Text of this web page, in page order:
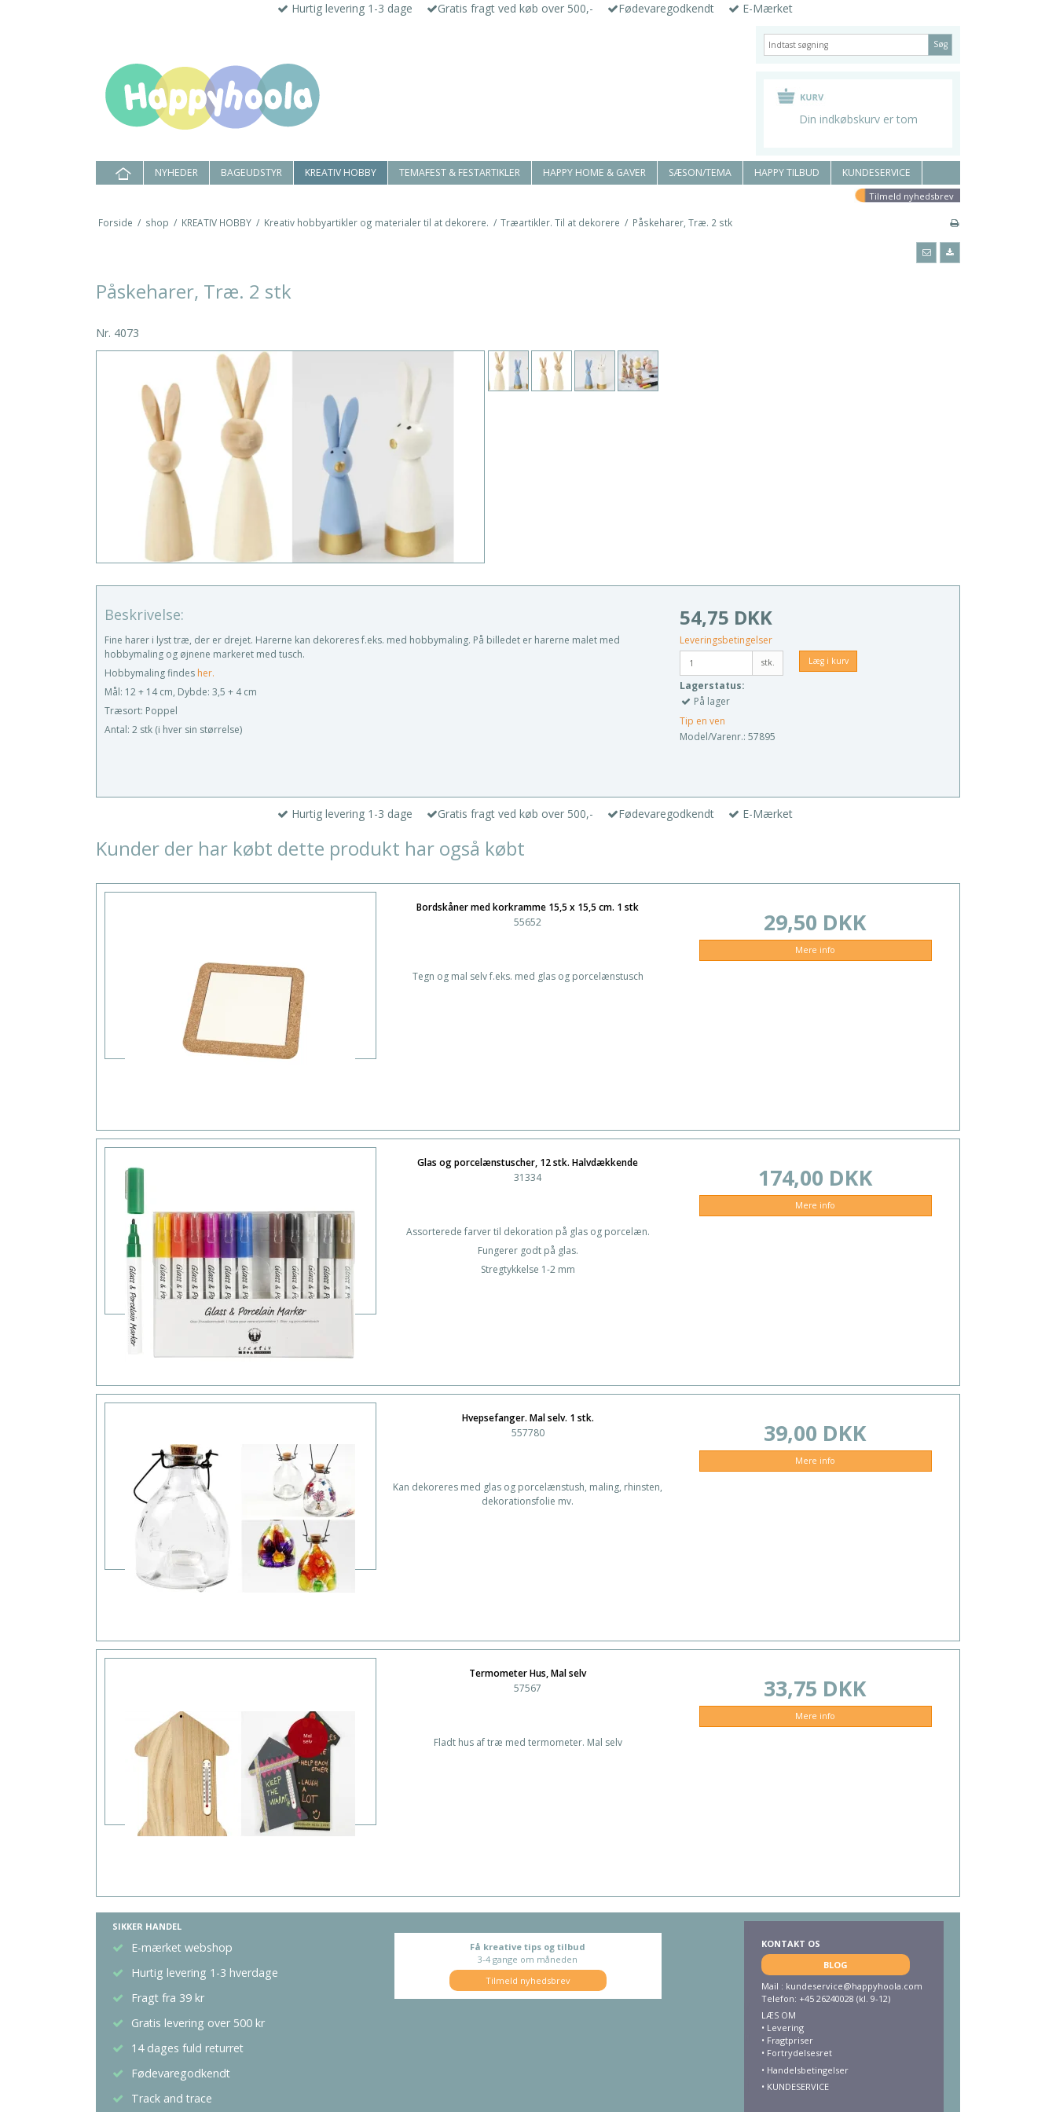
Hurtig levering 1-3 dage Gratis fragt ved køb over 500,- Fødevaregodkendt E-Mærket
Søg
Din indkøbskurv er tom
NYHEDER BAGEUDSTYR KREATIV HOBBY TEMAFEST & FESTARTIKLER HAPPY HOME & GAVER SÆSON/TEMA HAPPY TILBUD KUNDESERVICE
Tilmeld nyhedsbrev
Forside / shop / KREATIV HOBBY / Kreativ hobbyartikler og materialer til at dekorere. / Træartikler. Til at dekorere / Påskeharer, Træ. 2 stk
Påskeharer, Træ. 2 stk
Nr. 4073
Beskrivelse:
Fine harer i lyst træ, der er drejet. Harerne kan dekoreres f.eks. med hobbymaling. På billedet er harerne malet med
hobbymaling og øjnene markeret med tusch.
Hobbymaling findes her.
Mål: 12 + 14 cm, Dybde: 3,5 + 4 cm
Træsort: Poppel
Antal: 2 stk (i hver sin størrelse)
54,75 DKK
Leveringsbetingelser
stk. Læg i kurv
Lagerstatus:
På lager
Tip en ven
Model/Varenr.: 57895
Hurtig levering 1-3 dage Gratis fragt ved køb over 500,- Fødevaregodkendt E-Mærket
Kunder der har købt dette produkt har også købt
Bordskåner med korkramme 15,5 x 15,5 cm. 1 stk
55652
Tegn og mal selv f.eks. med glas og porcelænstusch
29,50 DKK
Mere info
Glas og porcelænstuscher, 12 stk. Halvdækkende
31334
Assorterede farver til dekoration på glas og porcelæn.
Fungerer godt på glas.
Stregtykkelse 1-2 mm
174,00 DKK
Mere info
Hvepsefanger. Mal selv. 1 stk.
557780
Kan dekoreres med glas og porcelænstush, maling, rhinsten,
dekorationsfolie mv.
39,00 DKK
Mere info
Termometer Hus, Mal selv
57567
Fladt hus af træ med termometer. Mal selv
33,75 DKK
Mere info
SIKKER HANDEL
E-mærket webshop
Hurtig levering 1-3 hverdage
Fragt fra 39 kr
Gratis levering over 500 kr
14 dages fuld returret
Fødevaregodkendt
Track and trace
Få kreative tips og tilbud
3-4 gange om måneden
Tilmeld nyhedsbrev
KONTAKT OS
BLOG
Mail : kundeservice@happyhoola.com
Telefon: +45 26240028 (kl. 9-12)
LÆS OM
• Levering
• Fragtpriser
• Fortrydelsesret
• Handelsbetingelser
• KUNDESERVICE